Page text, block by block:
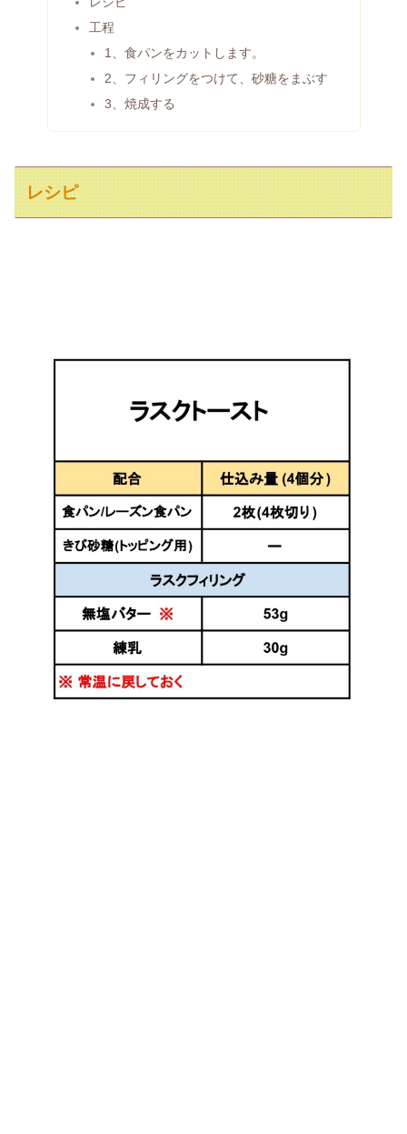
工程
1、食パンをカットします。
2、フィリングをつけて、砂糖をまぶす
3、焼成する
レシピ